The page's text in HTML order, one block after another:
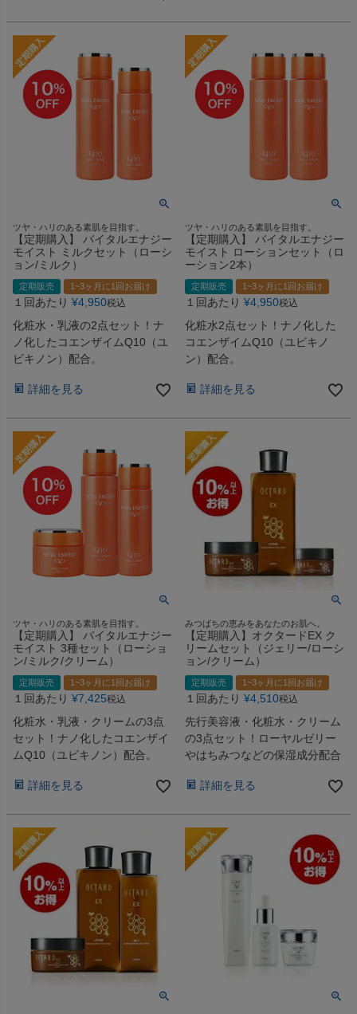
ツヤ・ハリのある素肌を目指す。
【定期購入】 バイタルエナジー
モイスト ミルクセット（ローシ
ョン/ミルク）
定期販売 1~3ヶ月に1回お届け
１回あたり ¥4,950税込
化粧水・乳液の2点セット！ナ
ノ化したコエンザイムQ10（ユ
ビキノン）配合。
詳細を見る
ツヤ・ハリのある素肌を目指す。
【定期購入】 バイタルエナジー
モイスト ローションセット（ロ
ーション2本）
定期販売 1~3ヶ月に1回お届け
１回あたり ¥4,950税込
化粧水2点セット！ナノ化した
コエンザイムQ10（ユビキノ
ン）配合。
詳細を見る
ツヤ・ハリのある素肌を目指す。
【定期購入】 バイタルエナジー
モイスト 3種セット（ローショ
ン/ミルク/クリーム）
定期販売 1~3ヶ月に1回お届け
１回あたり ¥7,425税込
化粧水・乳液・クリームの3点
セット！ナノ化したコエンザイ
ムQ10（ユビキノン）配合。
詳細を見る
みつばちの恵みをあなたのお肌へ。
【定期購入】オクタードEX ク
リームセット（ジェリー/ローシ
ョン/クリーム）
定期販売 1~3ヶ月に1回お届け
１回あたり ¥4,510税込
先行美容液・化粧水・クリーム
の3点セット！ローヤルゼリー
やはちみつなどの保湿成分配合
詳細を見る